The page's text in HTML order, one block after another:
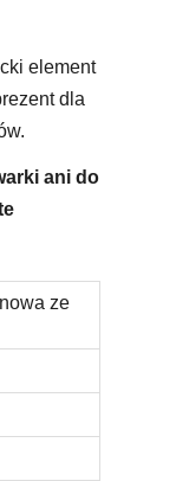
element
dla
ani do
ze